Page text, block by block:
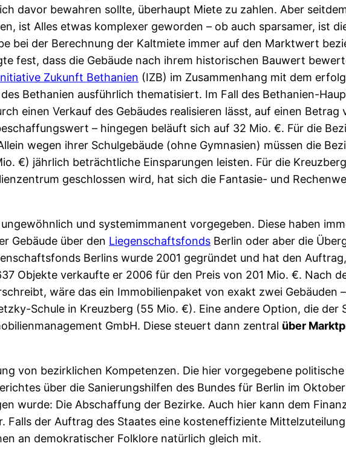
davor bewahren sollte, überhaupt Miete zu zahlen. Aber
ist Alles etwas komplexer geworden – ob auch sparsamer, ist
bei der Berechnung der Kaltmiete immer auf den Marktwert
fest, dass die Gebäude nach ihrem historischen Bauwert
Zukunft Bethanien (IZB) im Zusammenhang mit dem
Bethanien ausführlich thematisiert. Im Fall des Bethanien-
einen Verkauf des Gebäudes realisieren lässt, auf einen Betrag
– hingegen beläuft sich auf 32 Mio. €. Für die
wegen ihrer Schulgebäude (ohne Gymnasien) müssen die
€) jährlich beträchtliche Einsparungen leisten. Für die
geschlossen wird, hat sich die Fantasie- und
und systemimmanent vorgegeben. Diese haben
Gebäude über den Liegenschaftsfonds Berlin oder aber die
Berlins wurde 2001 gegründet und hat den
Objekte verkaufte er 2006 für den Preis von 201 Mio. €. Nach
wäre das ein Immobilienpaket von exakt zwei Gebäuden
Schule in Kreuzberg (55 Mio. €). Eine andere Option, die der
GmbH. Diese steuert dann zentral über
von bezirklichen Kompetenzen. Die hier vorgegebene
über die Sanierungshilfen des Bundes für Berlin im
wurde: Die Abschaffung der Bezirke. Auch hier kann dem
der Auftrag des Staates eine kosteneffiziente
an demokratischer Folklore natürlich gleich mit.